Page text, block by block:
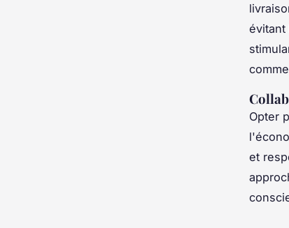
évitant
Opter
et